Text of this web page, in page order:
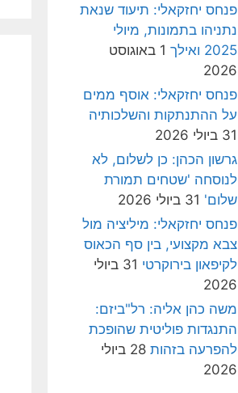
פנחס יחזקאלי: תיעוד שנאת
נתניהו בתמונות, מיולי
2025 ואילך
1 באוגוסט
2026
פנחס יחזקאלי: אוסף ממים
על ההתנתקות והשלכותיה
31 ביולי 2026
גרשון הכהן: כן לשלום, לא
לנוסחה 'שטחים תמורת
שלום' 31 ביולי 2026
פנחס יחזקאלי: מיליציה מול
צבא מקצועי, בין סף הכאוס
לקיפאון בירוקרטי
31 ביולי
2026
משה כהן אליה: רל"ביזם:
התנגדות פוליטית שהופכת
להפרעה בזהות
28 ביולי
2026